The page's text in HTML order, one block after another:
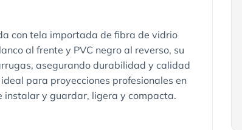
con tela importada de fibra de vidrio
al frente y PVC negro al reverso, su
asegurando durabilidad y calidad
para proyecciones profesionales en
instalar y guardar, ligera y compacta.